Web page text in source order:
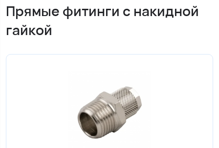
Прямые фитинги с накидной
гайкой